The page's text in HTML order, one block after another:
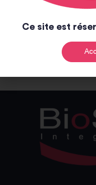
Notice et catalogue
NoticeCe site est